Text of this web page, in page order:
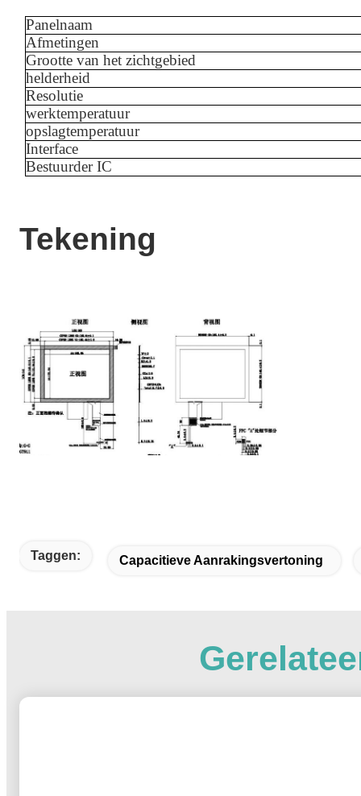
Panelnaam
Afmetingen
Grootte van het zichtgebied
helderheid
Resolutie
werktemperatuur
opslagtemperatuur
Interface
Bestuurder IC
Tekening
Taggen: Capacitieve Aanrakingsvertoning